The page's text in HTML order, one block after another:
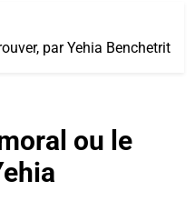
par Yehia Benchetrit
ou le